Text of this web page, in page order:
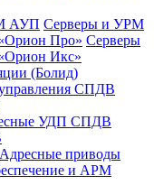
АУП Серверы и УРМ
Про» Серверы
Икс»
(Болид)
СПДВ
УДП СПДВ
Адресные приводы
и АРМ